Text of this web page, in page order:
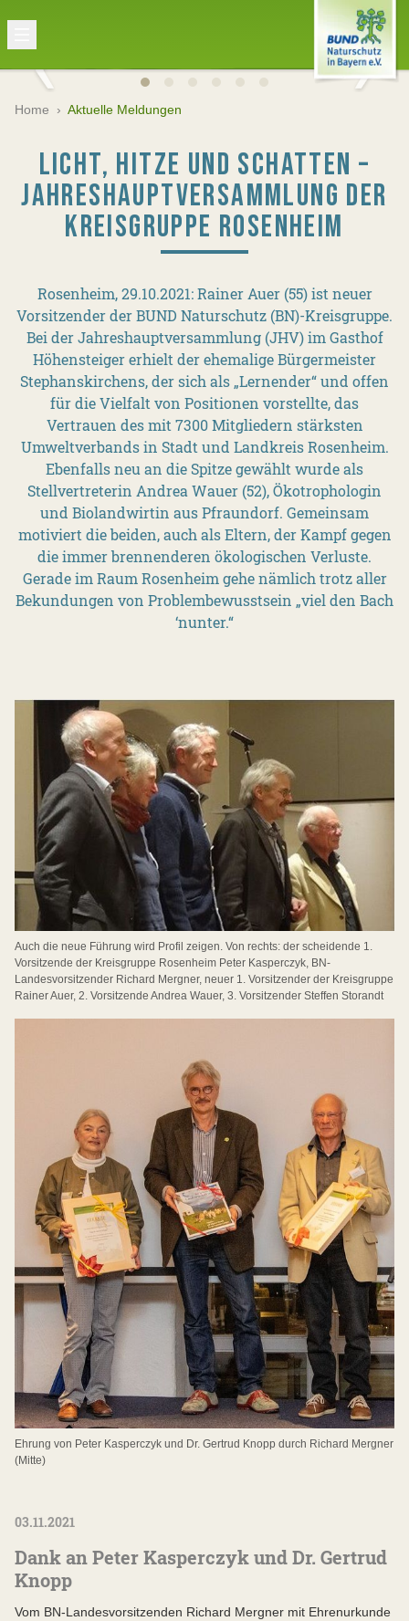
Home › Aktuelle Meldungen
LICHT, HITZE UND SCHATTEN –
JAHRESHAUPTVERSAMMLUNG DER
KREISGRUPPE ROSENHEIM
Rosenheim, 29.10.2021: Rainer Auer (55) ist neuer
Vorsitzender der BUND Naturschutz (BN)-Kreisgruppe.
Bei der Jahreshauptversammlung (JHV) im Gasthof
Höhensteiger erhielt der ehemalige Bürgermeister
Stephanskirchens, der sich als „Lernender“ und offen
für die Vielfalt von Positionen vorstellte, das
Vertrauen des mit 7300 Mitgliedern stärksten
Umweltverbands in Stadt und Landkreis Rosenheim.
Ebenfalls neu an die Spitze gewählt wurde als
Stellvertreterin Andrea Wauer (52), Ökotrophologin
und Biolandwirtin aus Pfraundorf. Gemeinsam
motiviert die beiden, auch als Eltern, der Kampf gegen
die immer brennenderen ökologischen Verluste.
Gerade im Raum Rosenheim gehe nämlich trotz aller
Bekundungen von Problembewusstsein „viel den Bach
‘nunter.“
Auch die neue Führung wird Profil zeigen. Von rechts: der scheidende 1.
Vorsitzende der Kreisgruppe Rosenheim Peter Kasperczyk, BN-
Landesvorsitzender Richard Mergner, neuer 1. Vorsitzender der Kreisgruppe
Rainer Auer, 2. Vorsitzende Andrea Wauer, 3. Vorsitzender Steffen Storandt
Ehrung von Peter Kasperczyk und Dr. Gertrud Knopp durch Richard Mergner
(Mitte)
03.11.2021
Dank an Peter Kasperczyk und Dr. Gertrud
Knopp
Vom BN-Landesvorsitzenden Richard Mergner mit Ehrenurkunde